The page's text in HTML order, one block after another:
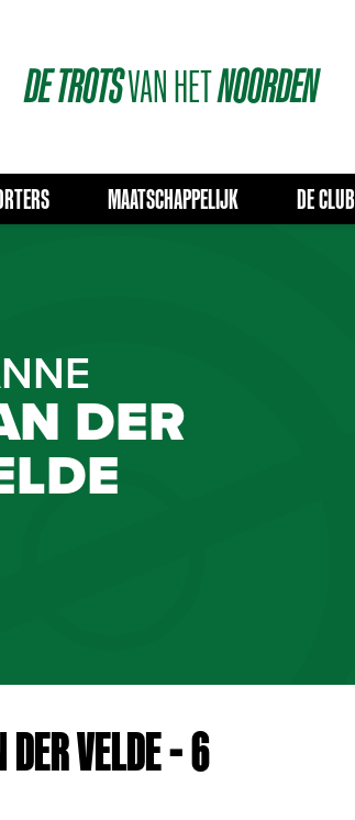
DETROTSVANHETNOORDEN
MAATSCHAPPELIJK DE CLUB
DER
VELDE - 6